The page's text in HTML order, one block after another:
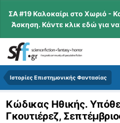
ΣΑ #19 Καλοκαίρι στο Χωριό -
Άσκηση. Κάντε κλικ εδώ για
Ιστορίες Επιστημονικής Φαντασίας
Κώδικας Ηθικής.
Γκουτιέρεζ,